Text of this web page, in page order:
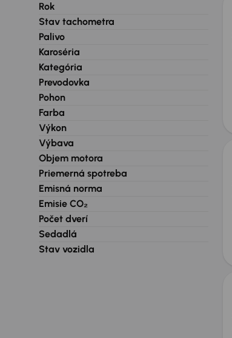
Rok
Stav tachometra
Palivo
Karoséria
Kategória
Prevodovka
Pohon
Farba
Výkon
Výbava
Objem motora
Priemerná spotreba
Emisná norma
Emisie CO₂
Počet dverí
Sedadlá
Stav vozidla